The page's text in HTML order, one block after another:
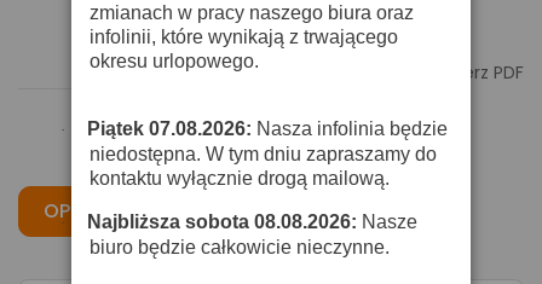
Pobierz PDF
OPIS CECHY OPINIE
zmianach w pracy naszego biura oraz
infolinii, które wynikają z trwającego
okresu urlopowego.
· Piątek 07.08.2026: Nasza infolinia będzie
niedostępna. W tym dniu zapraszamy do
kontaktu wyłącznie drogą mailową.
· Najbliższa sobota 08.08.2026: Nasze
biuro będzie całkowicie nieczynne.